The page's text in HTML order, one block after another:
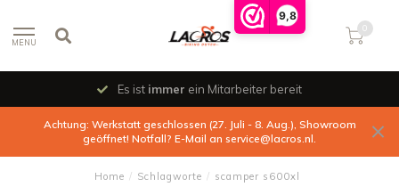
9,8
MENU
0
Es ist immer ein Mitarbeiter bereit
Achtung: Werkstatt geschlossen (27. Juli - 8. Aug.), Showroom
geöffnet! Notfall? E-Mail an service@lacros.nl.
Home / Schlagworte / scamper s600xl